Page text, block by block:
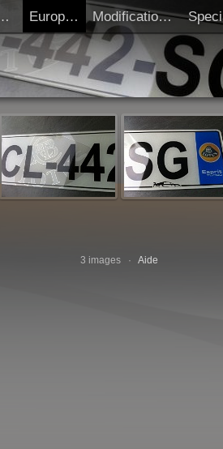
Europeen Modification SIV
Démarrer
3 images · Aide